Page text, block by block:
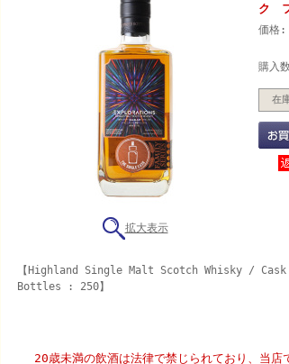
拡大表示
ク フ
価格:
購入
在
【Highland Single Malt Scotch Whisky /
Bottles : 250】
20歳未満の飲酒は法律で禁じられており、当店